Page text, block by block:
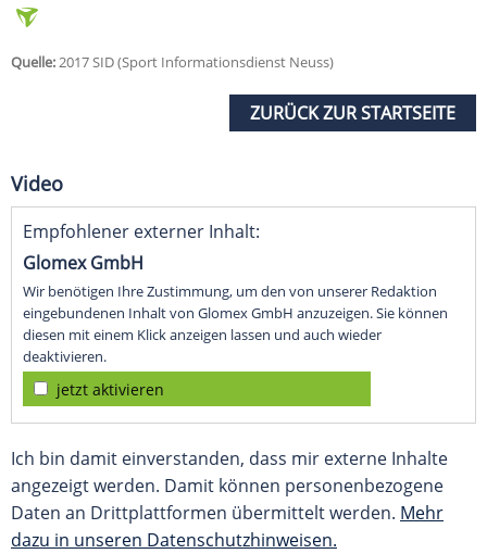
Quelle:2017 SID (Sport Informationsdienst Neuss)
ZURÜCK ZUR STARTSEITE
Video
Empfohlener externer Inhalt:
Glomex GmbH
Wir benötigen Ihre Zustimmung, um den von unserer Redaktion
eingebundenen Inhalt von Glomex GmbH anzuzeigen. Sie können
diesen mit einem Klick anzeigen lassen und auch wieder
deaktivieren.
jetzt aktivieren
Ich bin damit einverstanden, dass mir externe Inhalte
angezeigt werden. Damit können personenbezogene
Daten an Drittplattformen übermittelt werden. Mehr
dazu in unseren Datenschutzhinweisen.